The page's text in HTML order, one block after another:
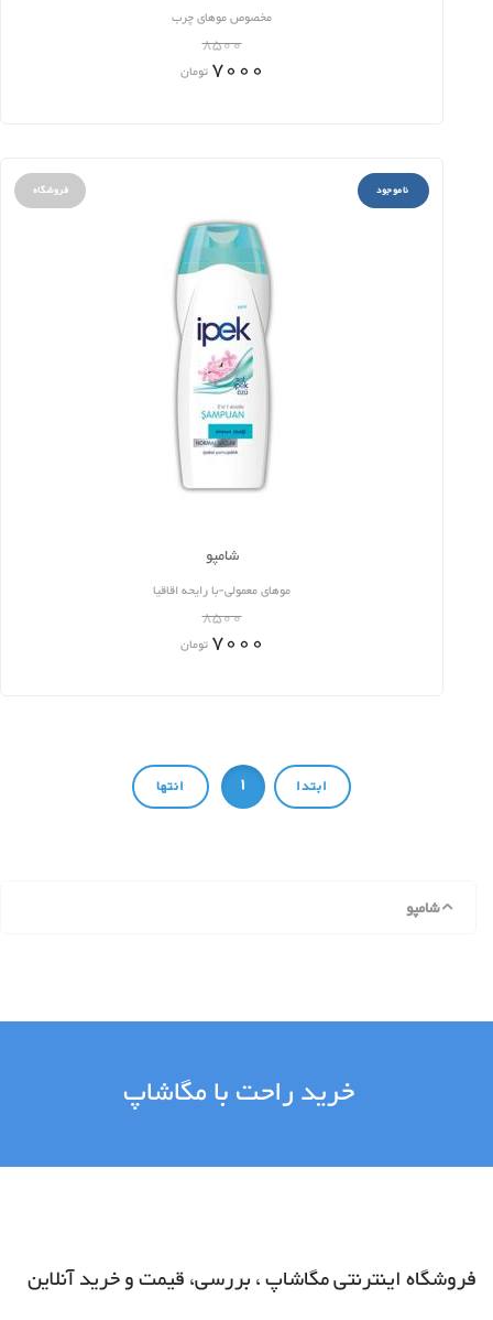
مخصوص موهای چرب
8500
7000 تومان
ناموجود فروشگاه
شامپو
موهای معمولی-با رایحه اقاقیا
8500
7000 تومان
1
شامپو
خرید راحت با مگاشاپ
فروشگاه اینترنتی مگاشاپ ، بررسی، قیمت و خرید آنلاین